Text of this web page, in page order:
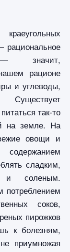
рациональное
— значит,
рационе
и углеводы,
так-то
на земле. На
овощи и
сладким,
и соленым.
потреблением
соков,
пирожков
к болезням,
приумножая